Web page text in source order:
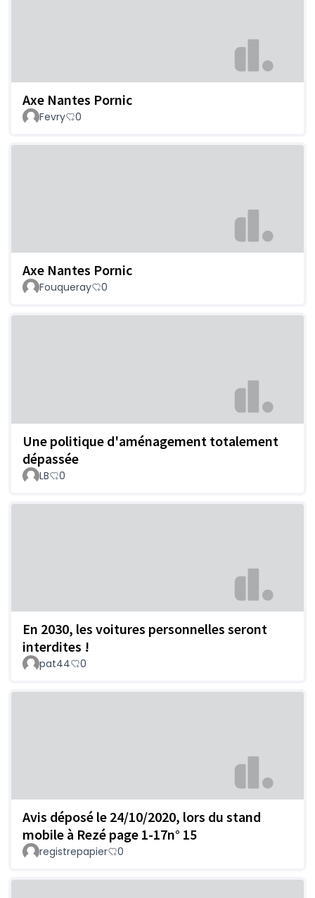
Axe Nantes Pornic
Fevry 0
Axe Nantes Pornic
Fouqueray 0
Une politique d'aménagement totalement
dépassée
LB 0
En 2030, les voitures personnelles seront
interdites !
pat44 0
Avis déposé le 24/10/2020, lors du stand
mobile à Rezé page 1-17n° 15
registrepapier 0